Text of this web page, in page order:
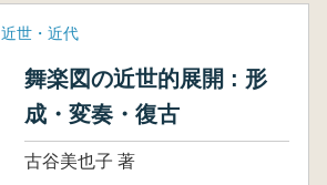
近世・近代
舞楽図の近世的展開 : 形
成・変奏・復古
古谷美也子 著